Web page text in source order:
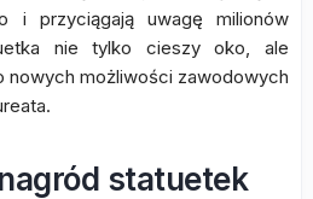
i przyciągają uwagę milionów
nie tylko cieszy oko, ale
nowych możliwości zawodowych
statuetek